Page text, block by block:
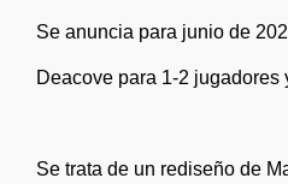
Se anuncia para junio de
Deacove para 1-2 jugadores
Se trata de un rediseño de